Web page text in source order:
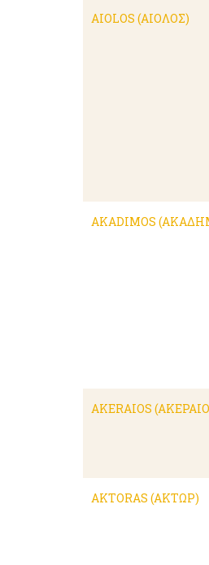
AIOLOS (ΑΙΟΛΟΣ)
AKADIMOS
AKERAIOS
AKTORAS (ΑΚΤΩΡ)